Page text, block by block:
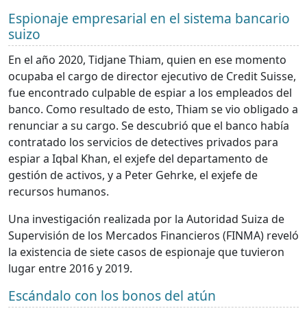
Espionaje empresarial en el sistema bancario
suizo
En el año 2020, Tidjane Thiam, quien en ese momento
ocupaba el cargo de director ejecutivo de Credit Suisse,
fue encontrado culpable de espiar a los empleados del
banco. Como resultado de esto, Thiam se vio obligado a
renunciar a su cargo. Se descubrió que el banco había
contratado los servicios de detectives privados para
espiar a Iqbal Khan, el exjefe del departamento de
gestión de activos, y a Peter Gehrke, el exjefe de
recursos humanos.
Una investigación realizada por la Autoridad Suiza de
Supervisión de los Mercados Financieros (FINMA) reveló
la existencia de siete casos de espionaje que tuvieron
lugar entre 2016 y 2019.
Escándalo con los bonos del atún